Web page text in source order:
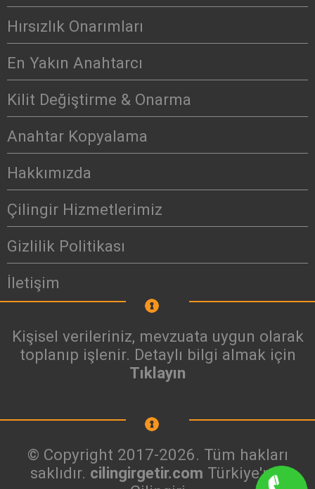
Hırsızlık Onarımları
En Yakın Anahtarcı
Kilit Değiştirme & Onarma
Anahtar Kopyalama
Hakkımızda
Çilingir Hizmetlerimiz
Gizlilik Politikası
İletişim
Kişisel verileriniz, mevzuata uygun olarak
toplanıp işlenir. Detaylı bilgi almak için
Tıklayın
© Copyright 2017-2026. Tüm hakları
saklıdır. cilingirgetir.com Türkiye'nin